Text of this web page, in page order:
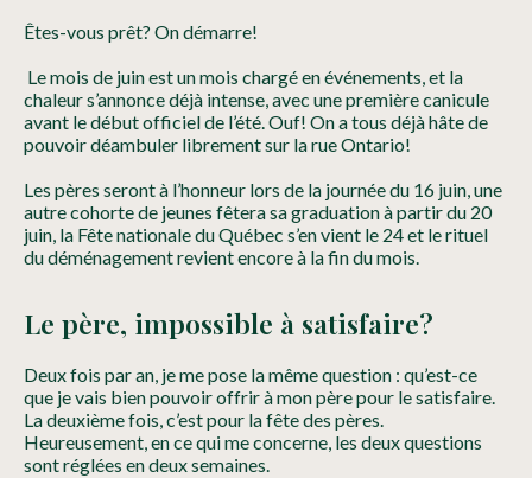
Êtes-vous prêt? On démarre!
Le mois de juin est un mois chargé en événements, et la
chaleur s’annonce déjà intense, avec une première canicule
avant le début officiel de l’été. Ouf! On a tous déjà hâte de
pouvoir déambuler librement sur la rue Ontario!
Les pères seront à l’honneur lors de la journée du 16 juin, une
autre cohorte de jeunes fêtera sa graduation à partir du 20
juin, la Fête nationale du Québec s’en vient le 24 et le rituel
du déménagement revient encore à la fin du mois.
Le père, impossible à satisfaire?
Deux fois par an, je me pose la même question : qu’est-ce
que je vais bien pouvoir offrir à mon père pour le satisfaire.
La deuxième fois, c’est pour la fête des pères.
Heureusement, en ce qui me concerne, les deux questions
sont réglées en deux semaines.